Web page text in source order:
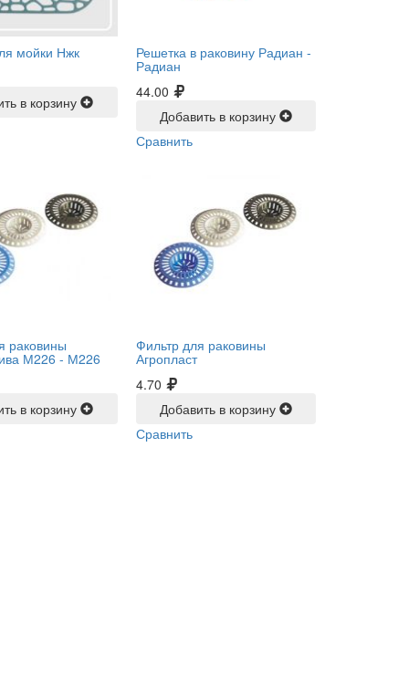
мойки Нжк
в корзину
Решетка в раковину Радиан -
Радиан
44.00
Добавить в корзину
Сравнить
раковины
М226 - М226
в корзину
Фильтр для раковины
Агропласт
4.70
Добавить в корзину
Сравнить